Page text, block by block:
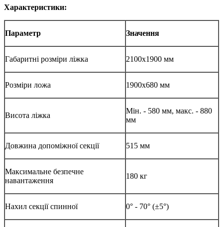
Характеристики:
Параметр Значення
Габаритні розміри ліжка 2100х1900 мм
Розміри ложа 1900х680 мм
Висота ліжка
Мін. - 580 мм, макс. - 880
мм
Довжина допоміжної секції 515 мм
Максимальне безпечне
навантаження
180 кг
Нахил секції спинної 0° - 70° (±5°)